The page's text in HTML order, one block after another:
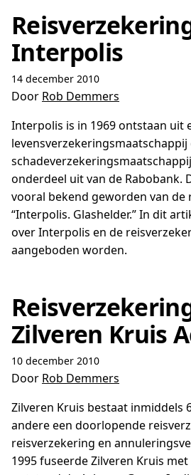
Interpolis
14 december 2010
Door Rob Demmers
Interpolis is in 1969 ontstaan uit
onderdeel uit van de Rabobank.
vooral bekend geworden van de
“Interpolis. Glashelder.” In dit
over Interpolis en de
aangeboden worden.
Zilveren Kruis
10 december 2010
Door Rob Demmers
Zilveren Kruis bestaat inmiddels
andere een doorlopende
reisverzekering en
1995 fuseerde Zilveren Kruis met